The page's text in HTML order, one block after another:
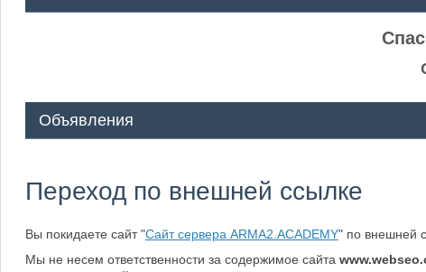
Объявления
Переход по внешней ссылке
Вы покидаете сайт "Сайт сервера ARMA2.ACADEMY" по внешней
Мы не несем ответственности за содержимое сайта